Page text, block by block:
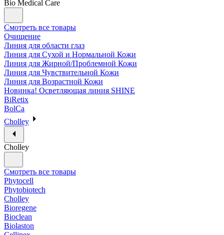
Bio Medical Care
Смотреть все товары
Очищение
Линия для области глаз
Линия для Сухой и Нормальной Кожи
Линия для Жирной/Проблемной Кожи
Линия для Чувствительной Кожи
Линия для Возрастной Кожи
Новинка! Осветляющая линия SHINE
BiRetix
BolCa
Cholley
Cholley
Смотреть все товары
Phytocell
Phytobiotech
Cholley
Bioregene
Bioclean
Biolaston